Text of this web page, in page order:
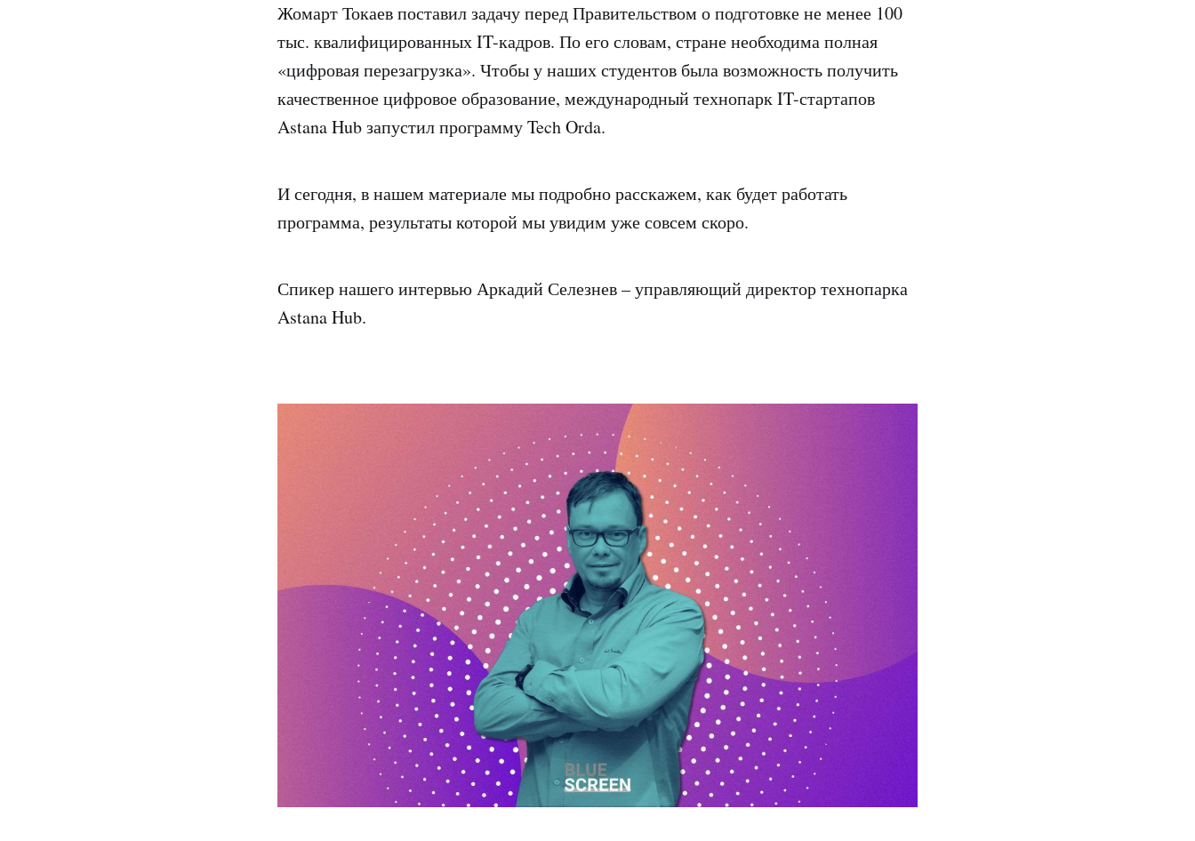
Жомарт Токаев поставил задачу перед Правительством о подготовке не менее 100
тыс. квалифицированных IT-кадров. По его словам, стране необходима полная
«цифровая перезагрузка». Чтобы у наших студентов была возможность получить
качественное цифровое образование, международный технопарк IT-стартапов
Astana Hub запустил программу Tech Orda.
И сегодня, в нашем материале мы подробно расскажем, как будет работать
программа, результаты которой мы увидим уже совсем скоро.
Спикер нашего интервью Аркадий Селезнев – управляющий директор технопарка
Astana Hub.